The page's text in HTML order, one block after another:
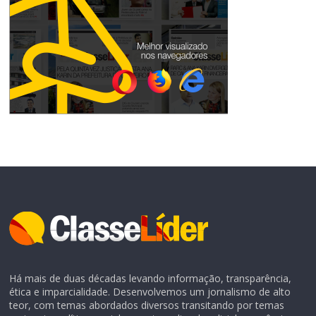
Há mais de duas décadas levando informação, transparência,
ética e imparcialidade. Desenvolvemos um jornalismo de alto
teor, com temas abordados diversos transitando por temas